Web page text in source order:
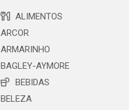
ALIMENTOS
ARCOR
ARMARINHO
BAGLEY-AYMORE
BEBIDAS
BELEZA